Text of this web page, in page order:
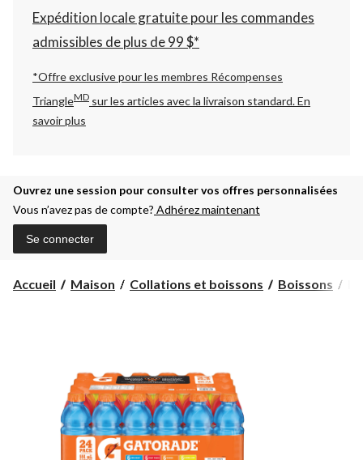
Expédition locale gratuite pour les commandes
admissibles de plus de 99 $*
*Offre exclusive pour les membres Récompenses
TriangleMD sur les articles avec la livraison standard.En
savoir plus
Ouvrez une session pour consulter vos offres personnalisées
Vous n’avez pas de compte? Adhérez maintenant
Se connecter
Accueil Maison Collations et boissons Boissons